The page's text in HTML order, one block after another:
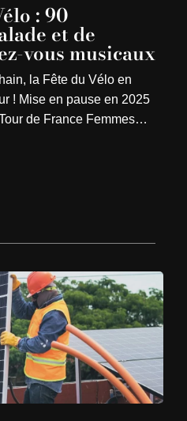
: 90
et de
vous musicaux
la Fête du Vélo en
! Mise en pause en 2025
de France Femmes…